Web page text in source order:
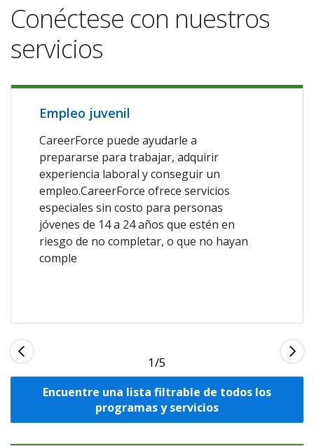
Conéctese con nuestros
servicios
Empleo juvenil
CareerForce puede ayudarle a
prepararse para trabajar, adquirir
experiencia laboral y conseguir un
empleo.CareerForce ofrece servicios
especiales sin costo para personas
jóvenes de 14 a 24 años que estén en
riesgo de no completar, o que no hayan
comple
1
Encuentre una lista filtrable de todos los
programas y servicios